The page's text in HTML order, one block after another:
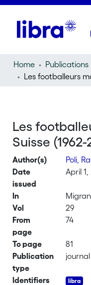
Home Publications
Les
Suisse
Author(s) Poli,
Date
issued
April
In
Vol
29
From
page
74
To page
81
Publication
type
Identifiers